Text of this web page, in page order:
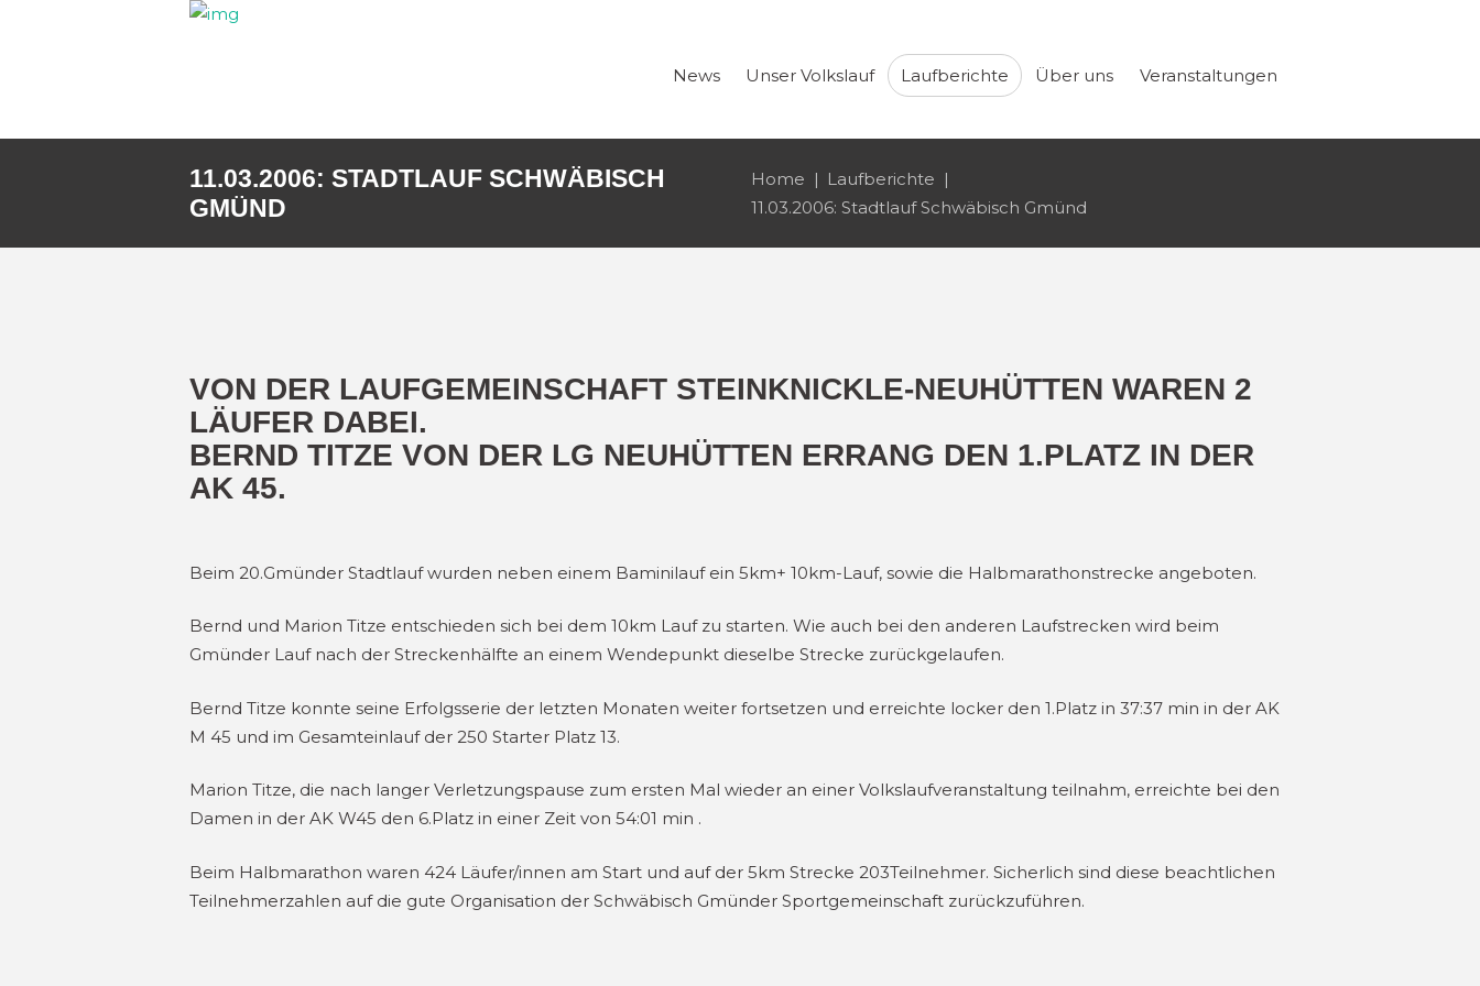
News Unser Volkslauf Laufberichte Über uns Veranstaltungen
11.03.2006: STADTLAUF SCHWÄBISCH
GMÜND
Home
Laufberichte
11.03.2006: Stadtlauf Schwäbisch Gmünd
VON DER LAUFGEMEINSCHAFT STEINKNICKLE-NEUHÜTTEN WAREN 2
LÄUFER DABEI.
BERND TITZE VON DER LG NEUHÜTTEN ERRANG DEN 1.PLATZ IN DER
AK 45.
Beim 20.Gmünder Stadtlauf wurden neben einem Baminilauf ein 5km+ 10km-Lauf, sowie die Halbmarathonstrecke angeboten.
Bernd und Marion Titze entschieden sich bei dem 10km Lauf zu starten. Wie auch bei den anderen Laufstrecken wird beim
Gmünder Lauf nach der Streckenhälfte an einem Wendepunkt dieselbe Strecke zurückgelaufen.
Bernd Titze konnte seine Erfolgsserie der letzten Monaten weiter fortsetzen und erreichte locker den 1.Platz in 37:37 min in der AK
M 45 und im Gesamteinlauf der 250 Starter Platz 13.
Marion Titze, die nach langer Verletzungspause zum ersten Mal wieder an einer Volkslaufveranstaltung teilnahm, erreichte bei den
Damen in der AK W45 den 6.Platz in einer Zeit von 54:01 min .
Beim Halbmarathon waren 424 Läufer/innen am Start und auf der 5km Strecke 203Teilnehmer. Sicherlich sind diese beachtlichen
Teilnehmerzahlen auf die gute Organisation der Schwäbisch Gmünder Sportgemeinschaft zurückzuführen.